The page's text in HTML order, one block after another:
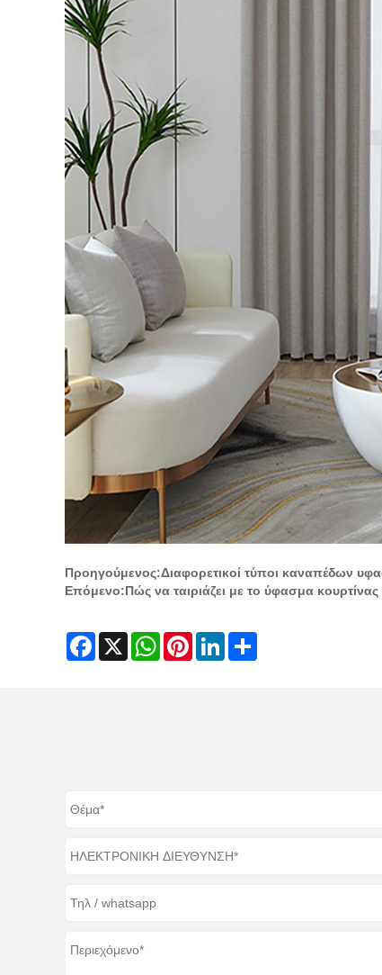
Προηγούμενος:Διαφορετικοί τύποι καναπέδων
Επόμενο:Πώς να ταιριάζει με το ύφασμα κουρτίνας
Facebook
X WhatsAppPinterestLinkedIn